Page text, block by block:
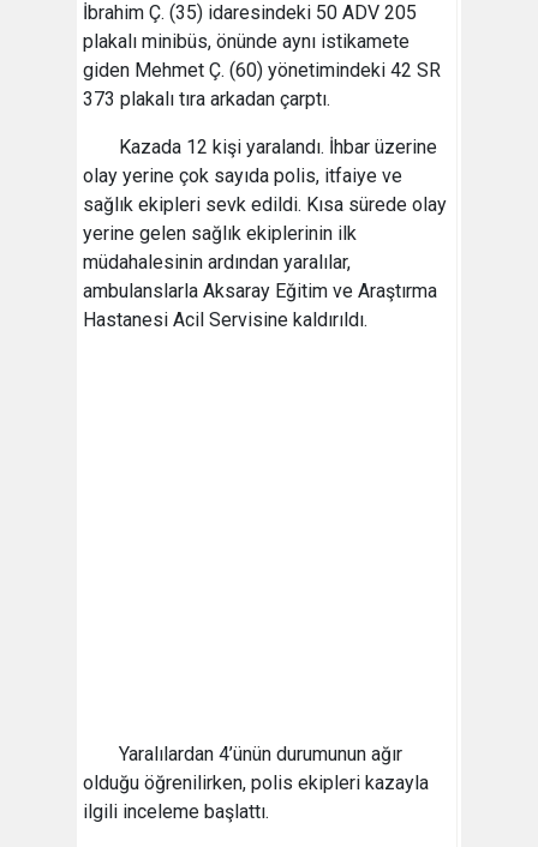
İbrahim Ç. (35) idaresindeki 50 ADV 205
plakalı minibüs, önünde aynı istikamete
giden Mehmet Ç. (60) yönetimindeki 42 SR
373 plakalı tıra arkadan çarptı.
Kazada 12 kişi yaralandı. İhbar üzerine
olay yerine çok sayıda polis, itfaiye ve
sağlık ekipleri sevk edildi. Kısa sürede olay
yerine gelen sağlık ekiplerinin ilk
müdahalesinin ardından yaralılar,
ambulanslarla Aksaray Eğitim ve Araştırma
Hastanesi Acil Servisine kaldırıldı.
Yaralılardan 4’ünün durumunun ağır
olduğu öğrenilirken, polis ekipleri kazayla
ilgili inceleme başlattı.